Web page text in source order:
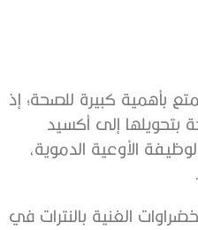
بأهمية كبيرة للصحة؛ إذ
بتحويلها إلى أكسيد
الأوعية الدموية،
الغنية بالنترات في